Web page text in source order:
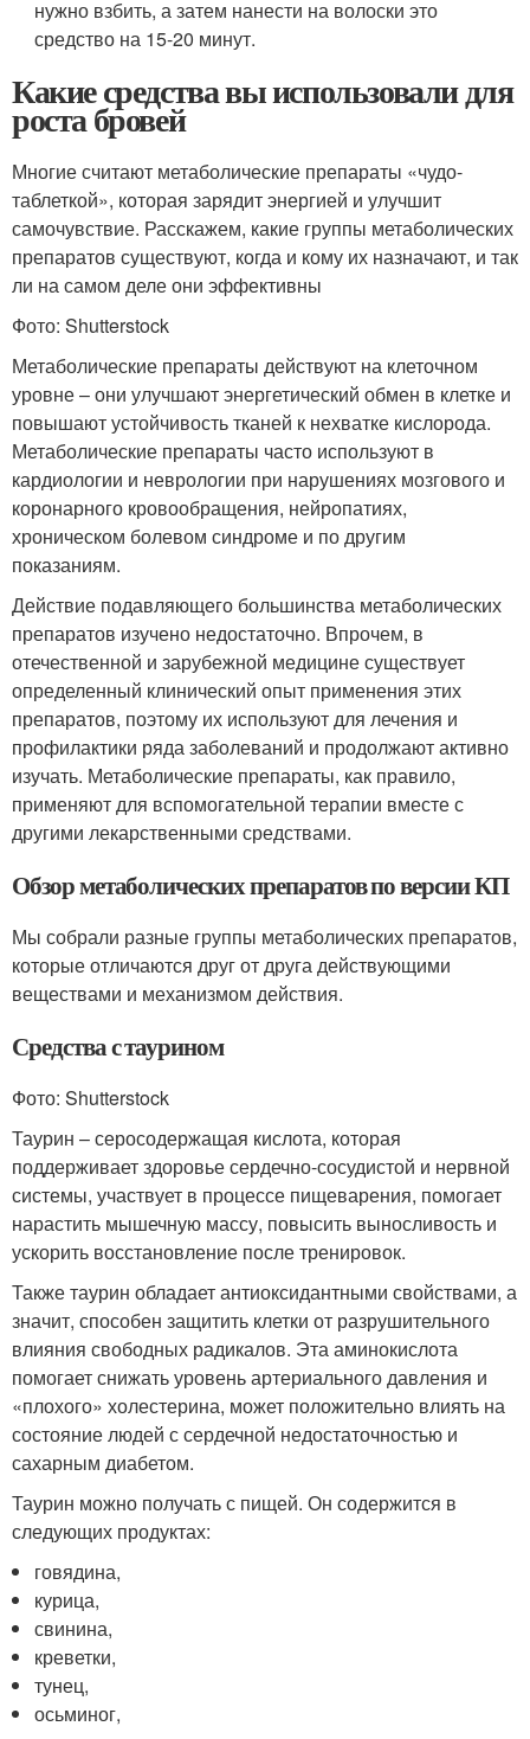
нужно взбить, а затем нанести на волоски это
средство на 15-20 минут.
Какие средства вы использовали для
роста бровей
Многие считают метаболические препараты «чудо-
таблеткой», которая зарядит энергией и улучшит
самочувствие. Расскажем, какие группы метаболических
препаратов существуют, когда и кому их назначают, и так
ли на самом деле они эффективны
Фото: Shutterstock
Метаболические препараты действуют на клеточном
уровне – они улучшают энергетический обмен в клетке и
повышают устойчивость тканей к нехватке кислорода.
Метаболические препараты часто используют в
кардиологии и неврологии при нарушениях мозгового и
коронарного кровообращения, нейропатиях,
хроническом болевом синдроме и по другим
показаниям.
Действие подавляющего большинства метаболических
препаратов изучено недостаточно. Впрочем, в
отечественной и зарубежной медицине существует
определенный клинический опыт применения этих
препаратов, поэтому их используют для лечения и
профилактики ряда заболеваний и продолжают активно
изучать. Метаболические препараты, как правило,
применяют для вспомогательной терапии вместе с
другими лекарственными средствами.
Обзор метаболических препаратов по версии КП
Мы собрали разные группы метаболических препаратов,
которые отличаются друг от друга действующими
веществами и механизмом действия.
Средства с таурином
Фото: Shutterstock
Таурин – серосодержащая кислота, которая
поддерживает здоровье сердечно-сосудистой и нервной
системы, участвует в процессе пищеварения, помогает
нарастить мышечную массу, повысить выносливость и
ускорить восстановление после тренировок.
Также таурин обладает антиоксидантными свойствами, а
значит, способен защитить клетки от разрушительного
влияния свободных радикалов. Эта аминокислота
помогает снижать уровень артериального давления и
«плохого» холестерина, может положительно влиять на
состояние людей с сердечной недостаточностью и
сахарным диабетом.
Таурин можно получать с пищей. Он содержится в
следующих продуктах:
говядина,
курица,
свинина,
креветки,
тунец,
осьминог,